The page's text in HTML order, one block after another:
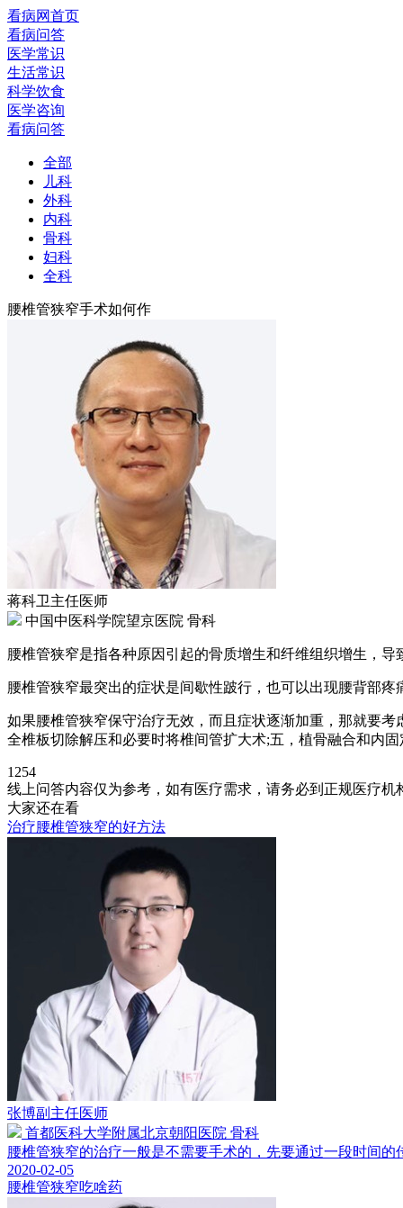
看病网首页
看病问答
医学常识
生活常识
科学饮食
医学咨询
看病问答
全部
儿科
外科
内科
骨科
妇科
全科
腰椎管狭窄手术如何作
蒋科卫主任医师
中国中医科学院望京医院 骨科
腰椎管狭窄是指各种原因引起的骨质增生和纤维组织增生，
腰椎管狭窄最突出的症状是间歇性跛行，也可以出现腰背部疼
如果腰椎管狭窄保守治疗无效，而且症状逐渐加重，那就要
全椎板切除解压和必要时将椎间管扩大术;五，植骨融合和内固
1254
线上问答内容仅为参考，如有医疗需求，请务必到正规医疗机
大家还在看
治疗腰椎管狭窄的好方法
张博副主任医师
首都医科大学附属北京朝阳医院 骨科
腰椎管狭窄的治疗一般是不需要手术的，先要通过一段时间的
2020-02-05
腰椎管狭窄吃啥药